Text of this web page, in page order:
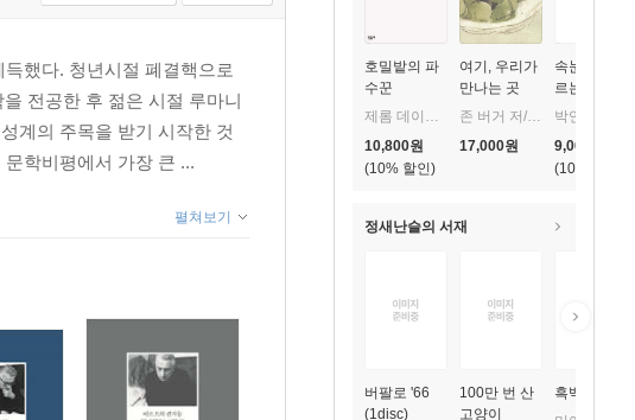
호밀밭의 파
수꾼
제롬 데이비드 샐린저 저/공경희 역
10%
10,800원
여기, 우리가
만나는 곳
존 버거 저/강수정 역
17,000원
속눈썹이 지
르는 비명
박연준 저
10
9,000
정새난슬의 서재
버팔로 '66
(1disc)
100만 번 산
고양이
흑백
했다. 청년시절 폐결핵으로
전공한 후 젊은 시절 루마니
계의 주목을 받기 시작한 것
학비평에서 가장 큰 ...
펼쳐보기